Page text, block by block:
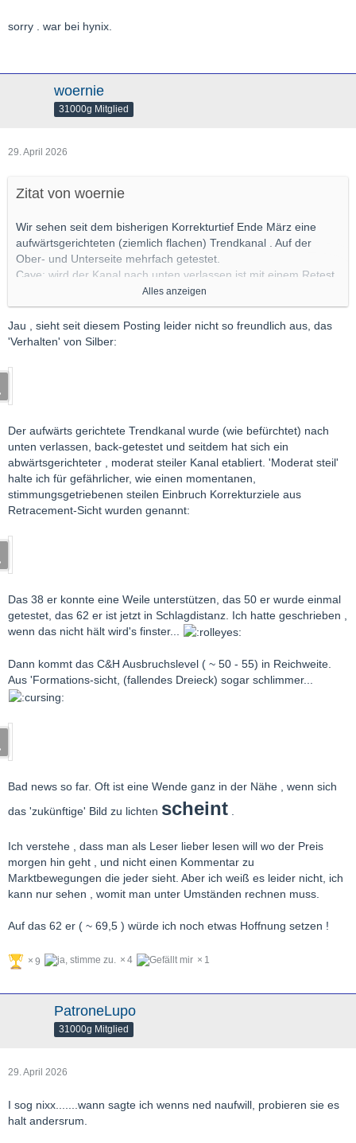
sorry . war bei hynix.
woernie
31000g Mitglied
29. April 2026
Zitat von woernie
Wir sehen seit dem bisherigen Korrekturtief Ende März eine
aufwärtsgerichteten (ziemlich flachen) Trendkanal . Auf der
Ober- und Unterseite mehrfach getestet.
Cave: wird der Kanal nach unten verlassen ist mit einem Retest
des Tiefs , evtl. mit einem Test des Ausbruchslevels (~ 55) zu
rechnen.
Alles anzeigen
Jau , sieht seit diesem Posting leider nicht so freundlich aus, das
'Verhalten' von Silber:
Der aufwärts gerichtete Trendkanal wurde (wie befürchtet) nach
unten verlassen, back-getestet und seitdem hat sich ein
abwärtsgerichteter , moderat steiler Kanal etabliert. 'Moderat steil'
halte ich für gefährlicher, wie einen momentanen,
stimmungsgetriebenen steilen Einbruch Korrekturziele aus
Retracement-Sicht wurden genannt:
Das 38 er konnte eine Weile unterstützen, das 50 er wurde einmal
getestet, das 62 er ist jetzt in Schlagdistanz. Ich hatte geschrieben ,
wenn das nicht hält wird's finster...
Dann kommt das C&H Ausbruchslevel ( ~ 50 - 55) in Reichweite.
Aus 'Formations-sicht, (fallendes Dreieck) sogar schlimmer...
Bad news so far. Oft ist eine Wende ganz in der Nähe , wenn sich
das 'zukünftige' Bild zu lichten scheint
Ich verstehe , dass man als Leser lieber lesen will wo der Preis
morgen hin geht , und nicht einen Kommentar zu
Marktbewegungen die jeder sieht. Aber ich weiß es leider nicht, ich
kann nur sehen , womit man unter Umständen rechnen muss.
Auf das 62 er ( ~ 69,5 ) würde ich noch etwas Hoffnung setzen !
9 4 1
PatroneLupo
31000g Mitglied
29. April 2026
I sog nixx.......wann sagte ich wenns ned naufwill, probieren sie es
halt andersrum.